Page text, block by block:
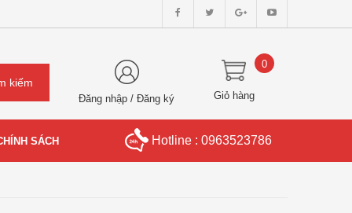
Đăng nhập /Đăng ký Giỏ hàng
0
SÁCH Hotline : 0963523786